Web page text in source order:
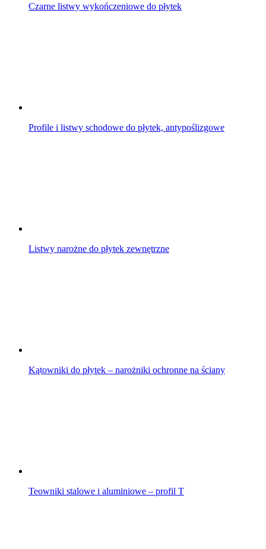
Czarne listwy wykończeniowe do płytek
Profile i listwy schodowe do płytek, antypoślizgowe
Listwy narożne do płytek zewnętrzne
Kątowniki do płytek – narożniki ochronne na ściany
Teowniki stalowe i aluminiowe – profil T